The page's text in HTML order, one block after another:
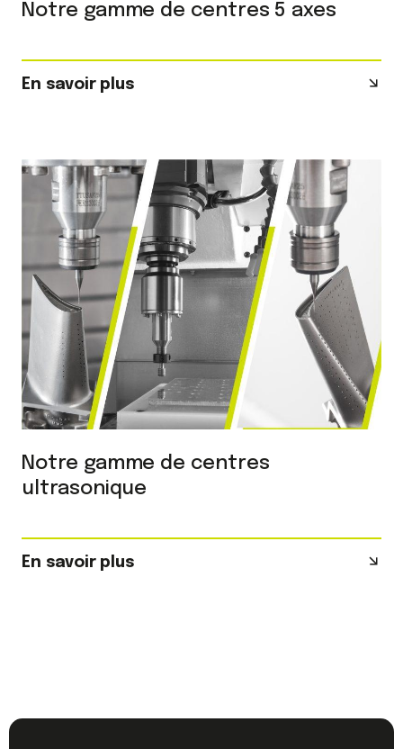
Notre gamme de centres 5 axes
En savoir plus
Notre gamme de centres
ultrasonique
En savoir plus